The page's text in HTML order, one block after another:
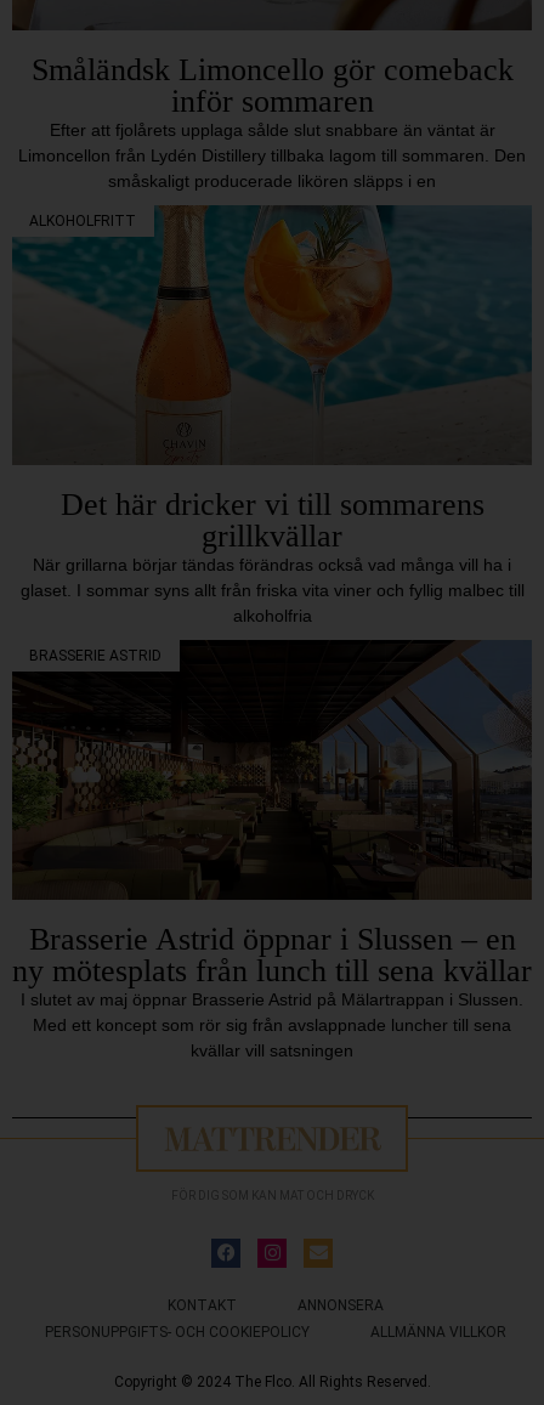
Småländsk Limoncello gör comeback
inför sommaren
Efter att fjolårets upplaga sålde slut snabbare än väntat är
Limoncellon från Lydén Distillery tillbaka lagom till sommaren. Den
småskaligt producerade likören släpps i en
ALKOHOLFRITT
Det här dricker vi till sommarens
grillkvällar
När grillarna börjar tändas förändras också vad många vill ha i
glaset. I sommar syns allt från friska vita viner och fyllig malbec till
alkoholfria
BRASSERIE ASTRID
Brasserie Astrid öppnar i Slussen – en
ny mötesplats från lunch till sena kvällar
I slutet av maj öppnar Brasserie Astrid på Mälartrappan i Slussen.
Med ett koncept som rör sig från avslappnade luncher till sena
kvällar vill satsningen
FÖR DIG SOM KAN MAT OCH DRYCK
KONTAKT
ANNONSERA
PERSONUPPGIFTS- OCH COOKIEPOLICY
ALLMÄNNA VILLKOR
Copyright © 2024 The Flco. All Rights Reserved.